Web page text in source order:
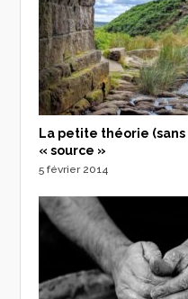
La petite théorie
« source »
5 février 2014